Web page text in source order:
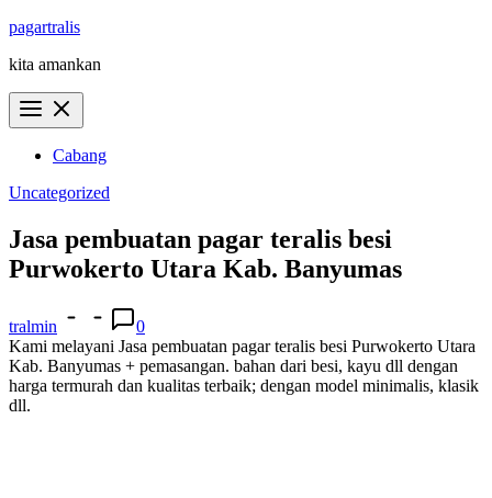
Skip
content
pagartralis
kita amankan
Cabang
Uncategorized
Jasa pembuatan pagar teralis besi
Purwokerto Utara Kab. Banyumas
tralmin
0
Kami melayani Jasa pembuatan pagar teralis besi Purwokerto Utara
Kab. Banyumas + pemasangan. bahan dari besi, kayu dll dengan
harga termurah dan kualitas terbaik; dengan model minimalis, klasik
dll.